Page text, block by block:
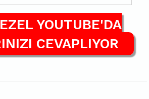
YOUTUBE'DA
CEVAPLIYOR